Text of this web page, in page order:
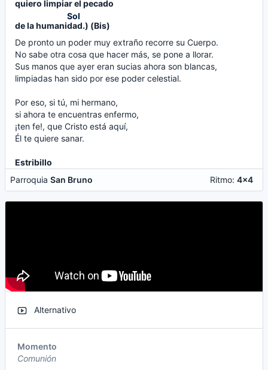
quiero limpiar el pecado
de la humanidad.) (Bis)
De pronto un poder muy extraño recorre su Cuerpo.
No sabe otra cosa que hacer más, se pone a llorar.
Sus manos que ayer eran sucias ahora son blancas,
limpiadas han sido por ese poder celestial.
Por eso, si tú, mi hermano,
si ahora te encuentras enfermo,
¡ten fe!, que Cristo está aquí,
Él te quiere sanar.
Estribillo
Parroquia San Bruno Ritmo: 4x4
Alternativo
Momento
Comunión